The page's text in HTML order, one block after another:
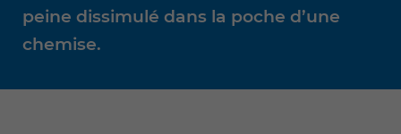
peine dissimulé dans la poche d’une
chemise.